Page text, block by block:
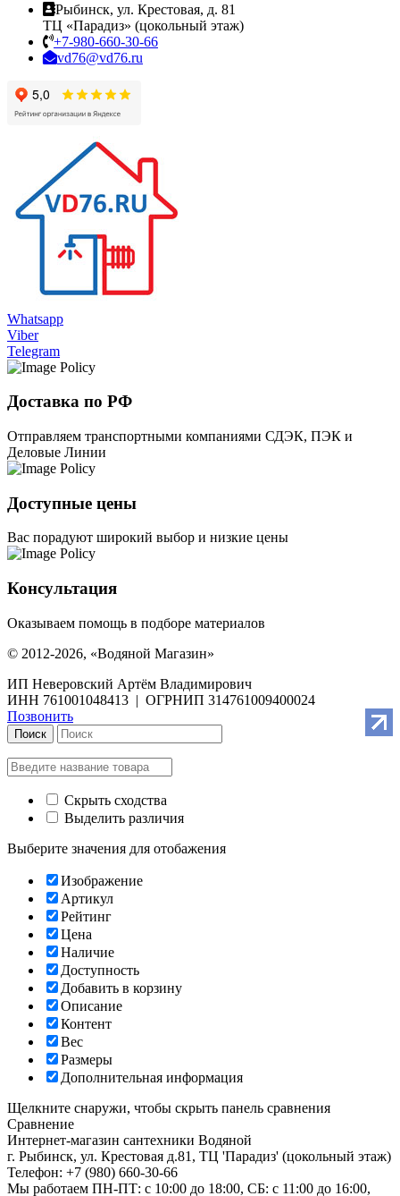
Рыбинск, ул. Крестовая, д. 81
ТЦ «Парадиз» (цокольный этаж)
+7-980-660-30-66
vd76@vd76.ru
Whatsapp
Viber
Telegram
Доставка по РФ
Отправляем транспортными компаниями СДЭК, ПЭК и
Деловые Линии
Доступные цены
Вас порадуют широкий выбор и низкие цены
Консультация
Оказываем помощь в подборе материалов
© 2012-2026, «Водяной Магазин»
ИП Неверовский Артём Владимирович
ИНН 761001048413 | ОГРНИП 314761009400024
Позвонить
Поиск
Скрыть сходства
Выделить различия
Выберите значения для отобажения
Изображение
Артикул
Рейтинг
Цена
Наличие
Доступность
Добавить в корзину
Описание
Контент
Вес
Размеры
Дополнительная информация
Щелкните снаружи, чтобы скрыть панель сравнения
Сравнение
Интернет-магазин сантехники Водяной
г. Рыбинск, ул. Крестовая д.81, ТЦ 'Парадиз' (цокольный этаж)
Телефон: +7 (980) 660-30-66
Мы работаем ПН-ПТ: с 10:00 до 18:00, СБ: с 11:00 до 16:00,